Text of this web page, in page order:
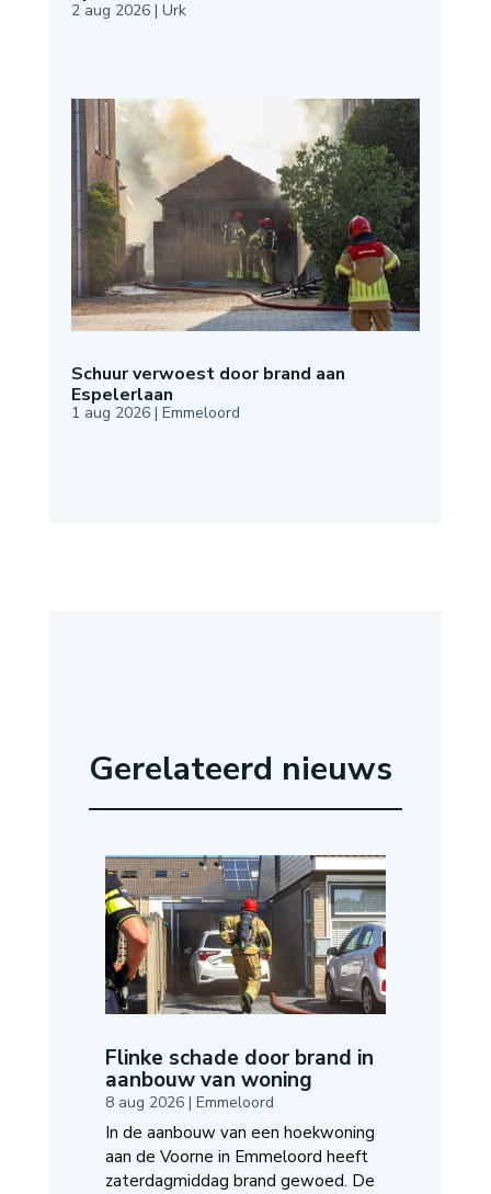
2 aug 2026| Urk
Schuur verwoest door brand aan
Espelerlaan
1 aug 2026| Emmeloord
Gerelateerd nieuws
Flinke schade door brand in
aanbouw van woning
8 aug 2026| Emmeloord
In de aanbouw van een hoekwoning
aan de Voorne in Emmeloord heeft
zaterdagmiddag brand gewoed. De